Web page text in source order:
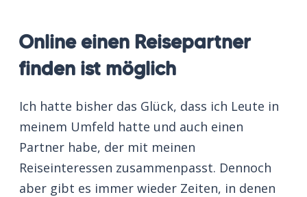
Online einen Reisepartner
finden ist möglich
Ich hatte bisher das Glück, dass ich Leute in
meinem Umfeld hatte und auch einen
Partner habe, der mit meinen
Reiseinteressen zusammenpasst. Dennoch
aber gibt es immer wieder Zeiten, in denen